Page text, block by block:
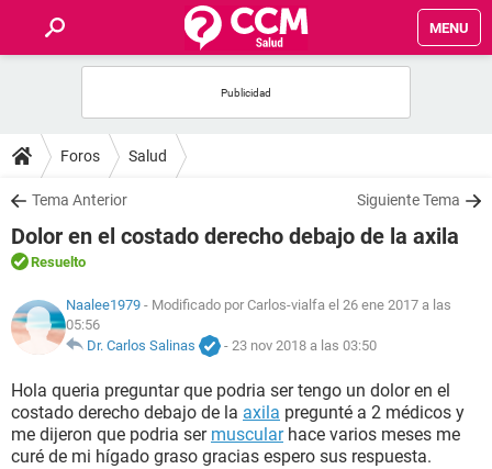
MENU
FOROS
SALUD
FAMILIA
NUTRICIÓN
SEXUALIDAD
Foros Salud
Tema Anterior Siguiente Tema
Dolor en el costado derecho debajo de la axila
Resuelto
Naalee1979- Modificado por Carlos-vialfa el 26 ene 2017 a las
05:56
Dr. Carlos Salinas
- 23 nov 2018 a las 03:50
Hola queria preguntar que podria ser tengo un dolor en el
costado derecho debajo de la axila pregunté a 2 médicos y
me dijeron que podria ser muscularhace varios meses me
curé de mi hígado graso gracias espero sus respuesta.